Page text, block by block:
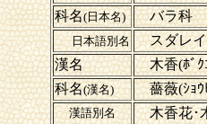
科名(日本名) バラ科
日本語別名 スダレイ
漢名
木香(ﾎﾞｸｺ
科名(漢名) 薔薇(ｼｮｳﾋ
漢語別名
木香花･木